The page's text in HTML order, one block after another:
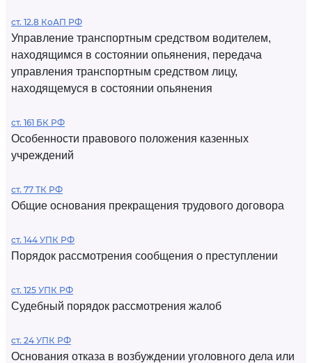
ст. 12.8 КоАП РФ
Управление транспортным средством водителем,
находящимся в состоянии опьянения, передача
управления транспортным средством лицу,
находящемуся в состоянии опьянения
ст. 161 БК РФ
Особенности правового положения казенных
учреждений
ст. 77 ТК РФ
Общие основания прекращения трудового договора
ст. 144 УПК РФ
Порядок рассмотрения сообщения о преступлении
ст. 125 УПК РФ
Судебный порядок рассмотрения жалоб
ст. 24 УПК РФ
Основания отказа в возбуждении уголовного дела или